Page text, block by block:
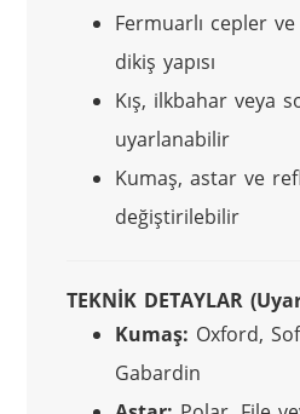
Fermuarlı cepler
dikiş yapısı
Kış, ilkbahar veya
uyarlanabilir
Kumaş, astar ve
değiştirilebilir
TEKNİK DETAYLAR
Kumaş: Oxford,
Gabardin